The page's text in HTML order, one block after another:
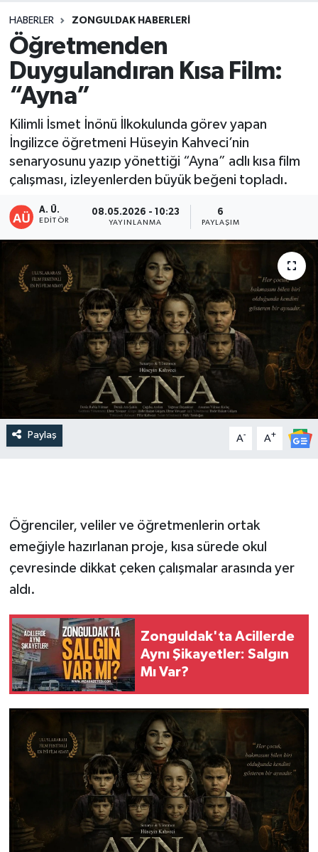
HABERLER ZONGULDAK HABERLERI
Öğretmenden
Duygulandıran Kısa Film:
“Ayna”
Kilimli İsmet İnönü İlkokulunda görev yapan
İngilizce öğretmeni Hüseyin Kahveci’nin
senaryosunu yazıp yönettiği “Ayna” adlı kısa film
çalışması, izleyenlerden büyük beğeni topladı.
A. Ü.
EDITÖR
08.05.2026 - 10:23
YAYINLANMA
6
PAYLAŞIM
Paylaş A- A+
Öğrenciler, veliler ve öğretmenlerin ortak
emeğiyle hazırlanan proje, kısa sürede okul
çevresinde dikkat çeken çalışmalar arasında yer
aldı.
Zonguldak'ta Acillerde
Aynı Şikayetler: Salgın
Mı Var?
DEVREK
DÜZCE
EREĞLİ
KARABÜK
KASTAMONU